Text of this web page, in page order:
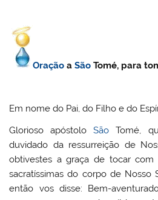
Oração aSão Tomé, para
Em nome do Pai, do Filho e do
Glorioso apóstoloSão Tomé,
duvidado da ressurreição de
obtivestes a graça de tocar com
sacratíssimas do corpo de Nosso
então vos disse: Bem-